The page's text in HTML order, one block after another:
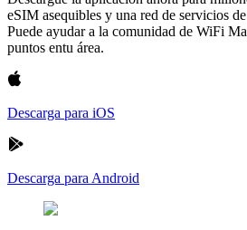
eSIM asequibles y una red de servicios
Puede ayudar a la comunidad de WiFi
puntos entu área.
Descarga para iOS
Descarga para Android